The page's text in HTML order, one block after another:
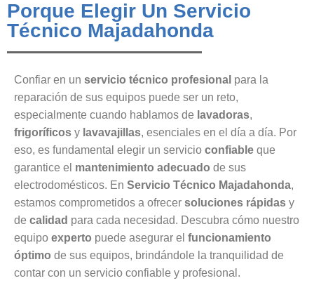
Porque Elegir Un Servicio
Técnico Majadahonda
Confiar en un servicio técnico profesional para la
reparación de sus equipos puede ser un reto,
especialmente cuando hablamos de lavadoras,
frigoríficos y lavavajillas, esenciales en el día a día. Por
eso, es fundamental elegir un servicio confiable que
garantice el mantenimiento adecuado de sus
electrodomésticos. En Servicio Técnico Majadahonda,
estamos comprometidos a ofrecer soluciones rápidas y
de calidad para cada necesidad. Descubra cómo nuestro
equipo experto puede asegurar el funcionamiento
óptimo de sus equipos, brindándole la tranquilidad de
contar con un servicio confiable y profesional.